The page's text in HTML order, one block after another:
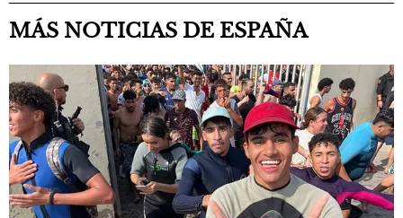
MÁS NOTICIAS DE ESPAÑA